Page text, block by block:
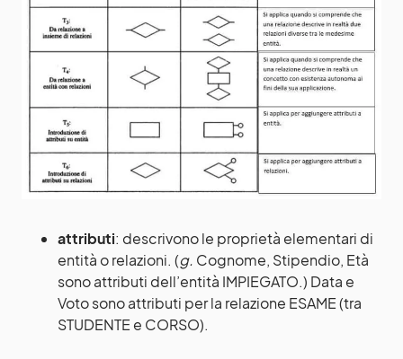
attributi: descrivono le proprietà elementari di
entità o relazioni. (g. Cognome, Stipendio, Età
sono attributi dell’entità IMPIEGATO.) Data e
Voto sono attributi per la relazione ESAME (tra
STUDENTE e CORSO).